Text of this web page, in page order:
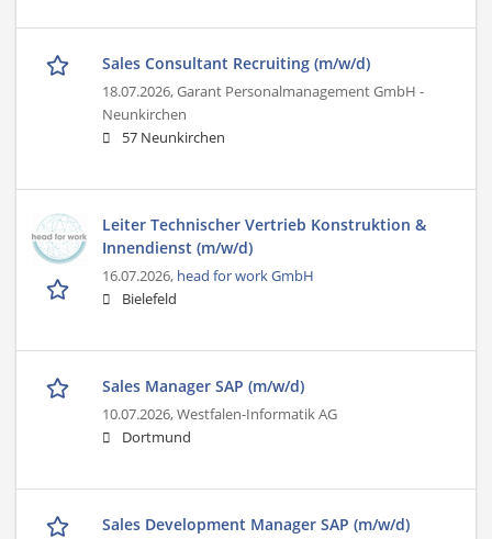
Sales Consultant Recruiting (m/w/d)
18.07.2026,Garant Personalmanagement GmbH -
Neunkirchen
57 Neunkirchen
Leiter Technischer Vertrieb Konstruktion &
Innendienst (m/w/d)
16.07.2026, head for work GmbH
Bielefeld
Sales Manager SAP (m/w/d)
10.07.2026,Westfalen-Informatik AG
Dortmund
Sales Development Manager SAP (m/w/d)